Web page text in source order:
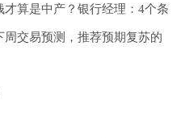
算是中产？银行经理：4个条
交易预测，推荐预期复苏的